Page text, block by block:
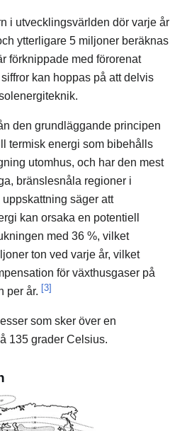
i utvecklingsvärlden dör varje år
ytterligare 5 miljoner beräknas
förknippade med förorenat
kan hoppas på att delvis
den grundläggande principen
termisk energi som bibehålls
utomhus, och har den mest
bränslesnåla regioner i
säger att
kan orsaka en potentiell
med 36 %, vilket
ton ved varje år, vilket
för växthusgaser på
per år. [3]
som sker över en
135 grader Celsius.